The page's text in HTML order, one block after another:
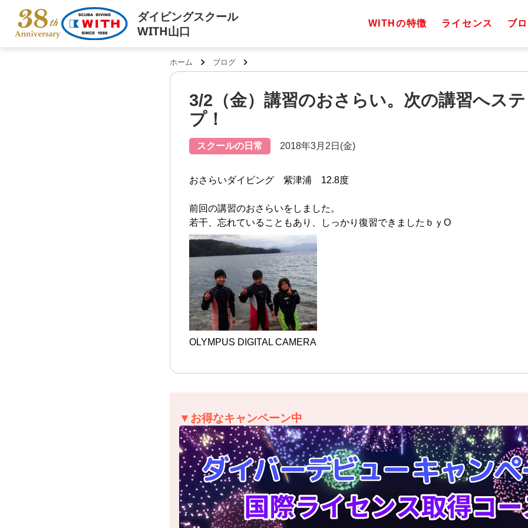
ダイビングスクール
WITH山口
WITHの特徴 ライセンス ブ
ホーム ブログ
3/2（金）講習のおさらい。次の講習へス
プ！
スクールの日常 2018年3月2日(金)
おさらいダイビング 紫津浦 12.8度
前回の講習のおさらいをしました。
若干、忘れていることもあり、しっかり復習できましたｂｙO
OLYMPUS DIGITAL CAMERA
▼お得なキャンペーン中